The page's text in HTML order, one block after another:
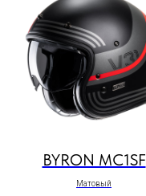
BYRON MC1SF
Матовый